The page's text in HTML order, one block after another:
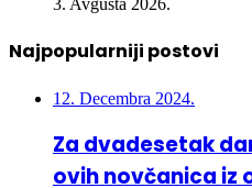
Najpopularniji postovi
12. Decembra 2024.
Za dvadesetak
ovih novčanica iz
trebaju uraditi?